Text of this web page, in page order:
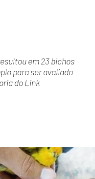
em 23 bichos
para ser avaliado
do Link